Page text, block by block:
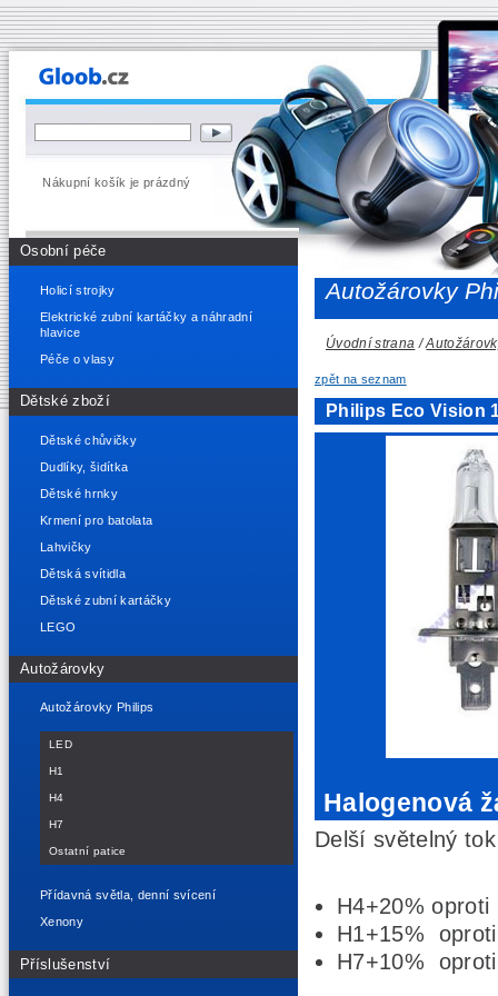
Nákupní košík je prázdný
Osobní péče
Holicí strojky
Elektrické zubní kartáčky a náhradní
hlavice
Péče o vlasy
Dětské zboží
Dětské chůvičky
Dudlíky, šidítka
Dětské hrnky
Krmení pro batolata
Lahvičky
Dětská svítidla
Dětské zubní kartáčky
LEGO
Autožárovky
Autožárovky Philips
LED
H1
H4
H7
Ostatní patice
Přídavná světla, denní svícení
Xenony
Příslušenství
Autožárovky
Úvodní strana /
zpět na seznam
Philips Eco Vision
Halogenová
Delší světelný
H4+20% oproti
H1+15%
H7+10%